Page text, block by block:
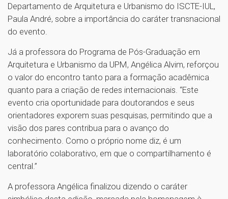
Departamento de Arquitetura e Urbanismo do ISCTE-IUL,
Paula André, sobre a importância do caráter transnacional
do evento.
Já a professora do Programa de Pós-Graduação em
Arquitetura e Urbanismo da UPM, Angélica Alvim, reforçou
o valor do encontro tanto para a formação acadêmica
quanto para a criação de redes internacionais. “Este
evento cria oportunidade para doutorandos e seus
orientadores exporem suas pesquisas, permitindo que a
visão dos pares contribua para o avanço do
conhecimento. Como o próprio nome diz, é um
laboratório colaborativo, em que o compartilhamento é
central.”
A professora Angélica finalizou dizendo o caráter